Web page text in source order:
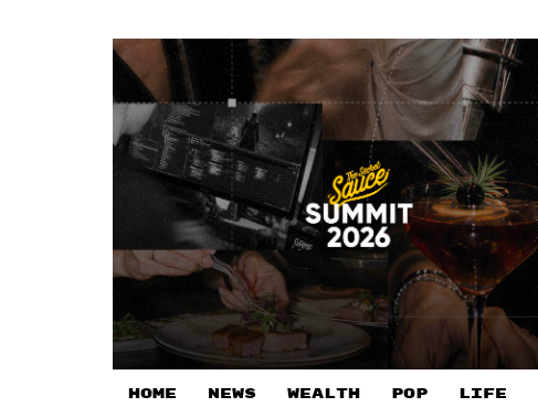
HOME NEWS WEALTH POP LIFE